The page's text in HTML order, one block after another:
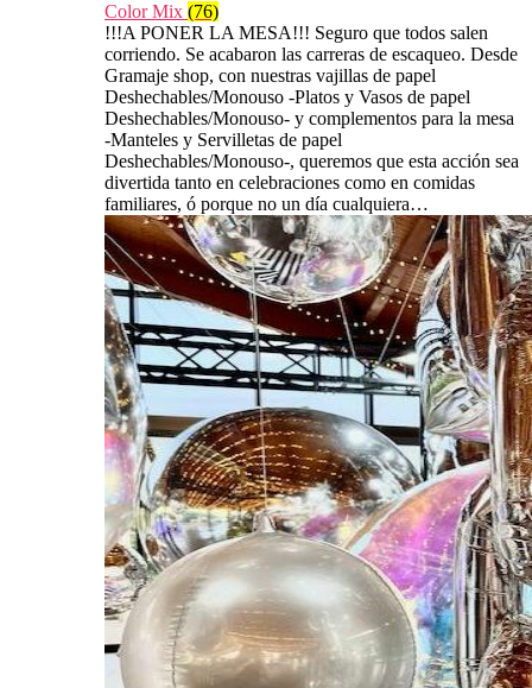
Color Mix (76)
!!!A PONER LA MESA!!! Seguro que todos salen
corriendo. Se acabaron las carreras de escaqueo. Desde
Gramaje shop, con nuestras vajillas de papel
Deshechables/Monouso -Platos y Vasos de papel
Deshechables/Monouso- y complementos para la mesa
-Manteles y Servilletas de papel
Deshechables/Monouso-, queremos que esta acción sea
divertida tanto en celebraciones como en comidas
familiares, ó porque no un día cualquiera…